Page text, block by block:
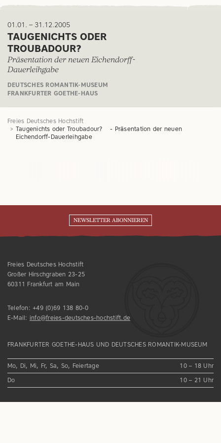
01.01. – 31.12.2005
TAUGENICHTS ODER
TROUBADOUR?
Präsentation der neuen Eichendorff-
Dauerleihgabe
DEUTSCHES ROMANTIK-MUSEUM
FRANKFURTER GOETHE-HAUS
Freies Deutsches Hochstift
Taugenichts oder Troubadour? - Präsentation der neuen
Eichendorff-Dauerleihgabe
NEWSLETTER ABONNIEREN
Freies Deutsches Hochstift
Großer Hirschgraben 23-25
60311 Frankfurt am Main
Telefon:+49 (0)69 138 80-0
E-Mail: info@freies-deutsches-hochstift.de
FRANKFURTER GOETHE-HAUS UND DEUTSCHES ROMANTIK-MUSEUM
Mo, Di, Mi, Fr, Sa, So, Feiertage
10 – 18 Uhr
Do
10 – 21 Uhr